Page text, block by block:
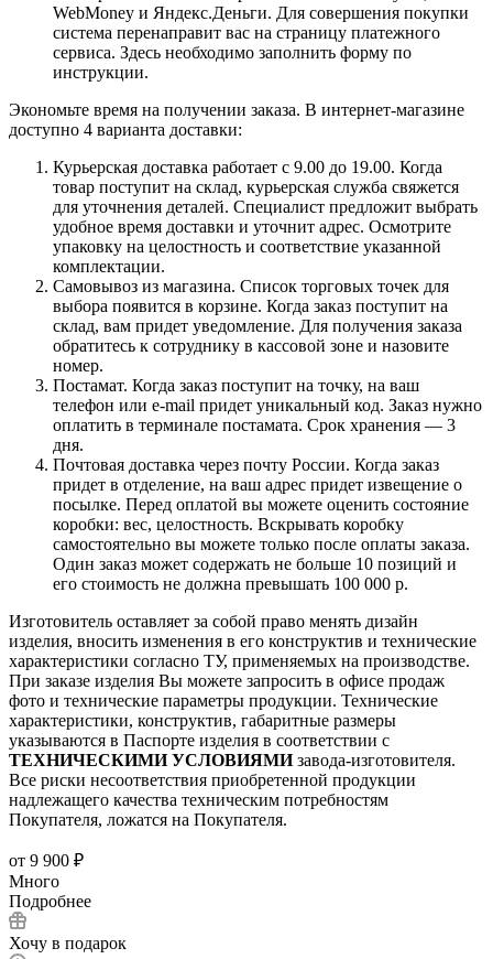
WebMoney и Яндекс.Деньги. Для совершения покупки
система перенаправит вас на страницу платежного
сервиса. Здесь необходимо заполнить форму по
инструкции.
Экономьте время на получении заказа. В интернет-магазине
доступно 4 варианта доставки:
Курьерская доставка работает с 9.00 до 19.00. Когда
товар поступит на склад, курьерская служба свяжется
для уточнения деталей. Специалист предложит выбрать
удобное время доставки и уточнит адрес. Осмотрите
упаковку на целостность и соответствие указанной
комплектации.
Самовывоз из магазина. Список торговых точек для
выбора появится в корзине. Когда заказ поступит на
склад, вам придет уведомление. Для получения заказа
обратитесь к сотруднику в кассовой зоне и назовите
номер.
Постамат. Когда заказ поступит на точку, на ваш
телефон или e-mail придет уникальный код. Заказ нужно
оплатить в терминале постамата. Срок хранения — 3
дня.
Почтовая доставка через почту России. Когда заказ
придет в отделение, на ваш адрес придет извещение о
посылке. Перед оплатой вы можете оценить состояние
коробки: вес, целостность. Вскрывать коробку
самостоятельно вы можете только после оплаты заказа.
Один заказ может содержать не больше 10 позиций и
его стоимость не должна превышать 100 000 р.
Изготовитель оставляет за собой право менять дизайн
изделия, вносить изменения в его конструктив и технические
характеристики согласно ТУ, применяемых на производстве.
При заказе изделия Вы можете запросить в офисе продаж
фото и технические параметры продукции. Технические
характеристики, конструктив, габаритные размеры
указываются в Паспорте изделия в соответствии с
ТЕХНИЧЕСКИМИ УСЛОВИЯМИзавода-изготовителя.
Все риски несоответствия приобретенной продукции
надлежащего качества техническим потребностям
Покупателя, ложатся на Покупателя.
от 9 900 ₽
Много
Подробнее
Хочу в подарок